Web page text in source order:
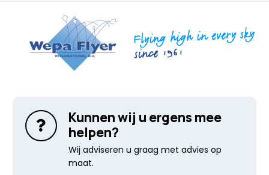
Kunnen wij u ergens mee
helpen?
Wij adviseren u graag met advies op
maat.